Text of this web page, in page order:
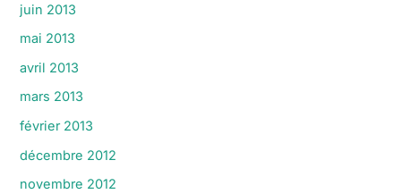
juin 2013
mai 2013
avril 2013
mars 2013
février 2013
décembre 2012
novembre 2012